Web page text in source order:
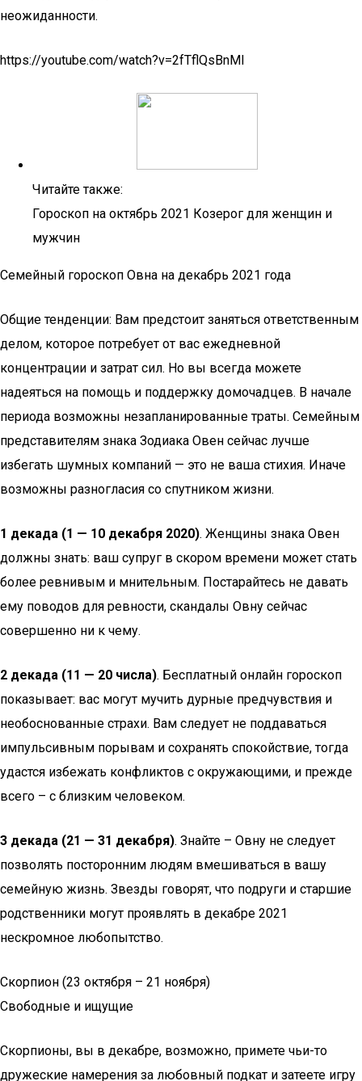
неожиданности.
https://youtube.com/watch?v=2fTflQsBnMI
Читайте также:
Гороскоп на октябрь 2021 Козерог для женщин и
мужчин
Семейный гороскоп Овна на декабрь 2021 года
Общие тенденции: Вам предстоит заняться ответственным
делом, которое потребует от вас ежедневной
концентрации и затрат сил. Но вы всегда можете
надеяться на помощь и поддержку домочадцев. В начале
периода возможны незапланированные траты. Семейным
представителям знака Зодиака Овен сейчас лучше
избегать шумных компаний — это не ваша стихия. Иначе
возможны разногласия со спутником жизни.
1 декада (1 — 10 декабря 2020). Женщины знака Овен
должны знать: ваш супруг в скором времени может стать
более ревнивым и мнительным. Постарайтесь не давать
ему поводов для ревности, скандалы Овну сейчас
совершенно ни к чему.
2 декада (11 — 20 числа). Бесплатный онлайн гороскоп
показывает: вас могут мучить дурные предчувствия и
необоснованные страхи. Вам следует не поддаваться
импульсивным порывам и сохранять спокойствие, тогда
удастся избежать конфликтов с окружающими, и прежде
всего – с близким человеком.
3 декада (21 — 31 декабря). Знайте – Овну не следует
позволять посторонним людям вмешиваться в вашу
семейную жизнь. Звезды говорят, что подруги и старшие
родственники могут проявлять в декабре 2021
нескромное любопытство.
Скорпион (23 октября – 21 ноября)
Свободные и ищущие
Скорпионы, вы в декабре, возможно, примете чьи-то
дружеские намерения за любовный подкат и затеете игру